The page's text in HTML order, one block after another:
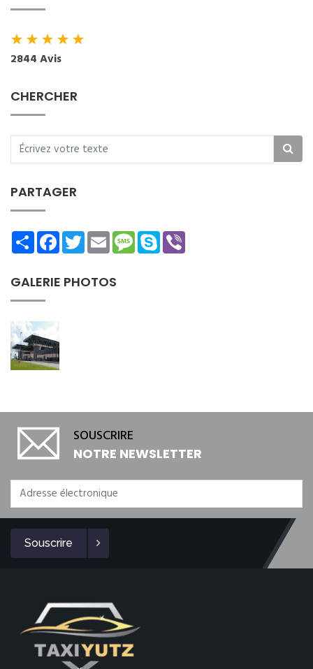
★★★★★
2844 Avis
CHERCHER
PARTAGER
ShareFacebookTwitterEmailMessage
Skype
GALERIE PHOTOS
SOUSCRIRE
NOTRE NEWSLETTER
Souscrire